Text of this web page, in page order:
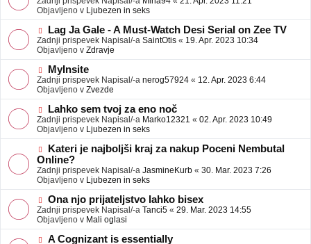
j
a
v
e
v
e
o
b
j
a
v
e
Objavljeno v Ljubezen in seks
N
o
v
e
o
b
j
a
v
e
Lag Ja Gale - A Must-Watch Desi Serial on Zee TV
Zadnji prispevek Napisal/-a SaintOtis « 19. Apr. 2023 10:34
Objavljeno v Zdravje
N
o
v
e
o
b
j
a
v
e
MyInsite
Zadnji prispevek Napisal/-a nerog57924 « 12. Apr. 2023 6:44
Objavljeno v Zvezde
N
o
v
e
o
b
j
a
v
e
Lahko sem tvoj za eno noč
Zadnji prispevek Napisal/-a Marko12321 « 02. Apr. 2023 10:49
Objavljeno v Ljubezen in seks
N
o
v
e
o
b
j
a
v
Kateri je najboljši kraj za nakup Poceni Nembutal
Online?
Zadnji prispevek Napisal/-a JasmineKurb « 30. Mar. 2023 7:26
Objavljeno v Ljubezen in seks
N
o
v
e
o
Ona njo prijateljstvo lahko bisex
Zadnji prispevek Napisal/-a Tanci5 « 29. Mar. 2023 14:55
Objavljeno v Mali oglasi
N
A Cognizant is essentially